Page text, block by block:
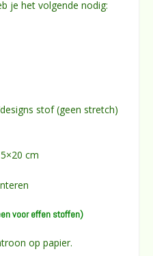
je het volgende nodig:
stof (geen stretch)
cm
voor effen stoffen)
op papier.